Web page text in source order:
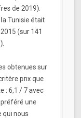
de 2019).
Tunisie était
(sur 141
obtenues sur
prix que
: 6,1 / 7 avec
une
qui nous